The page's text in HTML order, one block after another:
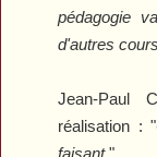
pédagogie
d'autres
Jean-Paul
réalisation :"
faisant."